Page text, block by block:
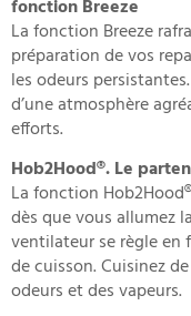
fonction Breeze
La fonction Breeze
préparation de vos
les odeurs
d’une atmosphère
efforts.
Hob2Hood®. Le
La fonction
dès que vous allumez
ventilateur se règle en
de cuisson. Cuisinez
odeurs et des vapeurs.